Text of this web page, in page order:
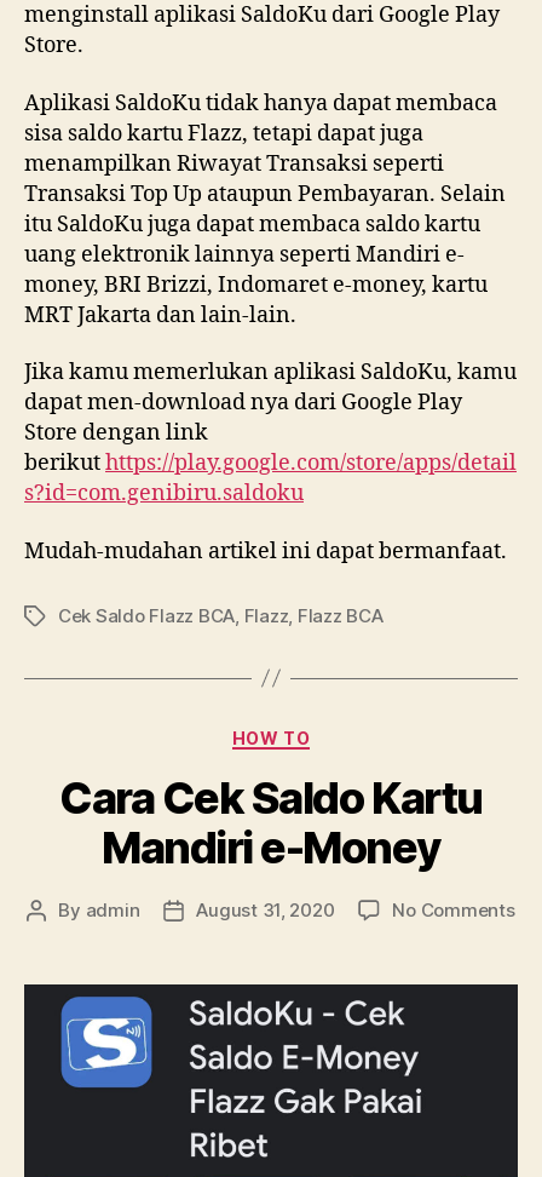
menginstall aplikasi SaldoKu dari Google Play
Store.
Aplikasi SaldoKu tidak hanya dapat membaca
sisa saldo kartu Flazz, tetapi dapat juga
menampilkan Riwayat Transaksi seperti
Transaksi Top Up ataupun Pembayaran. Selain
itu SaldoKu juga dapat membaca saldo kartu
uang elektronik lainnya seperti Mandiri e-
money, BRI Brizzi, Indomaret e-money, kartu
MRT Jakarta dan lain-lain.
Jika kamu memerlukan aplikasi SaldoKu, kamu
dapat men-download nya dari Google Play
Store dengan link
berikuthttps://play.google.com/store/apps/detail
s?id=com.genibiru.saldoku
Mudah-mudahan artikel ini dapat bermanfaat.
TagsCek Saldo Flazz BCA Flazz Flazz BCA
Categories
HOW TO
Cara Cek Saldo Kartu
Mandiri e-Money
Post
By admin
PostAugust 31, 2020 No Commentson